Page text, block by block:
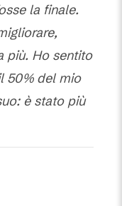
la finale.
più. Ho sentito
50% del mio
è stato più